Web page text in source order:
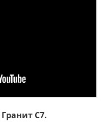
Гранит C7.